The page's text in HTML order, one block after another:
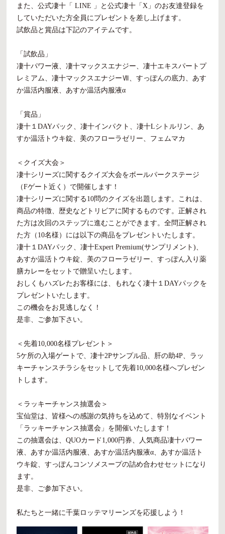
また、公式凄十「 LINE 」と公式凄十「X」のお友達登録を
していただいた方全員にプレゼントを差し上げます。
試飲品と賞品は下記のアイテムです。
「試飲品」
凄十パワー液、凄十マックスエナジー、凄十エキスパートプ
レミアム、凄十マックスエナジーⅦ、すっぽんの底力、あす
か温活内服液、あすか温活内服液α
「賞品」
凄十１DAYパック、凄十インパクト、凄十Lシトルリン、あ
すか温活トウキ錠、美のフローラゼリー、フェムマカ
＜クイズ大会＞
凄十シリーズに関するクイズ大会をボールパークステージ
（Fゲート近く）で開催します！
凄十シリーズに関する10問のクイズを出題します。これは、
商品の特徴、歴史などトリビアに関するものです。正解され
た方は次回のステップに進むことができます。全問正解され
た方（10名様）には以下の商品をプレゼントいたします。
凄十１DAYパック、凄十Expert Premium(サンプリメント)、
あすか温活トウキ錠、美のフローラゼリー、すっぽん入り薬
膳カレーをセットで贈呈いたします。
おしくもハズレたお客様には、もれなく凄十１DAYパックを
プレゼントいたします。
この機会をお見逃しなく！
是非、ご参加下さい。
＜先着10,000名様プレゼント＞
5ケ所の入場ゲートで、凄十2Pサンプル品、肝の助4P、ラッ
キーチャンスチラシをセットして先着10,000名様へプレゼン
トします。
＜ラッキーチャンス抽選会＞
宝仙堂は、皆様への感謝の気持ちを込めて、特別なイベント
「ラッキーチャンス抽選会」を開催いたします！
この抽選会は、QUOカード1,000円券、人気商品凄十パワー
液、あすか温活内服液、あすか温活内服液α、あすか温活ト
ウキ錠、すっぽんコンソメスープの詰め合わせセットになり
ます。
是非、ご参加下さい。
私たちと一緒に千葉ロッテマリーンズを応援しよう！